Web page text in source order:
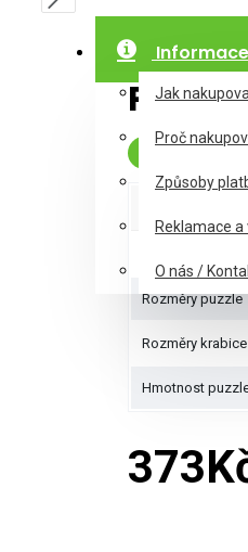
Informace
Jak
Proč
Způsoby
Reklamace
O nás /
Rozměry puzzle
Rozměry krabice
Hmotnost